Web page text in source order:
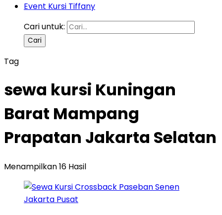
Event Kursi Tiffany
Cari untuk:
Tag
sewa kursi Kuningan
Barat Mampang
Prapatan Jakarta Selatan
Menampilkan 16 Hasil